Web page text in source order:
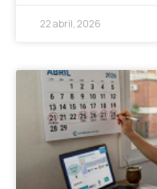
22 abril, 2026